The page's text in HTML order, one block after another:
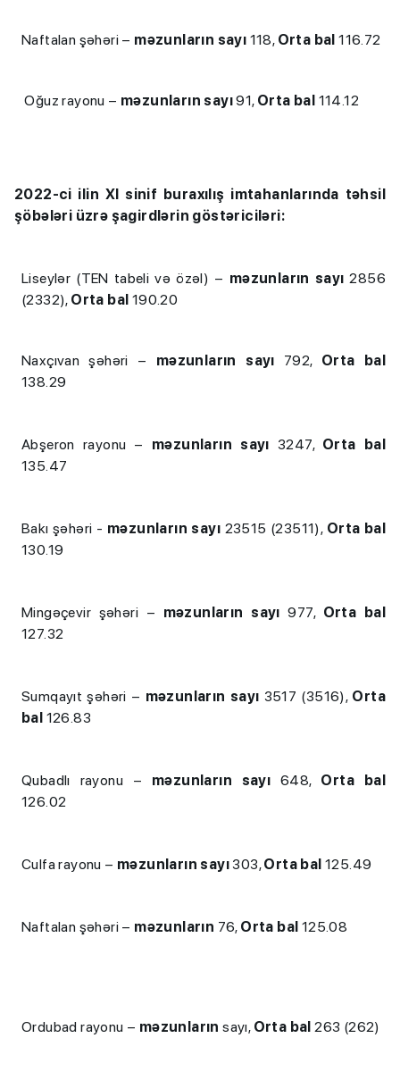
Naftalan şəhəri – məzunların sayı 118, Orta bal 116.72
Oğuz rayonu – məzunların sayı91, Orta bal 114.12
2022-ci ilin XI sinif buraxılış imtahanlarında təhsil
şöbələri üzrə şagirdlərin göstəriciləri:
Liseylər (TEN tabeli və özəl) – məzunların sayı 2856
(2332), Orta bal 190.20
Naxçıvan şəhəri – məzunların sayı 792, Orta bal
138.29
Abşeron rayonu – məzunların sayı 3247, Orta bal
135.47
Bakı şəhəri - məzunların sayı 23515 (23511), Orta bal
130.19
Mingəçevir şəhəri – məzunların sayı 977, Orta bal
127.32
Sumqayıt şəhəri – məzunların sayı 3517 (3516), Orta
bal 126.83
Qubadlı rayonu – məzunların sayı648, Orta bal
126.02
Culfa rayonu – məzunların sayı303,Orta bal 125.49
Naftalan şəhəri – məzunların 76, Orta bal 125.08
Ordubad rayonu – məzunlarınsayı, Orta bal263 (262)